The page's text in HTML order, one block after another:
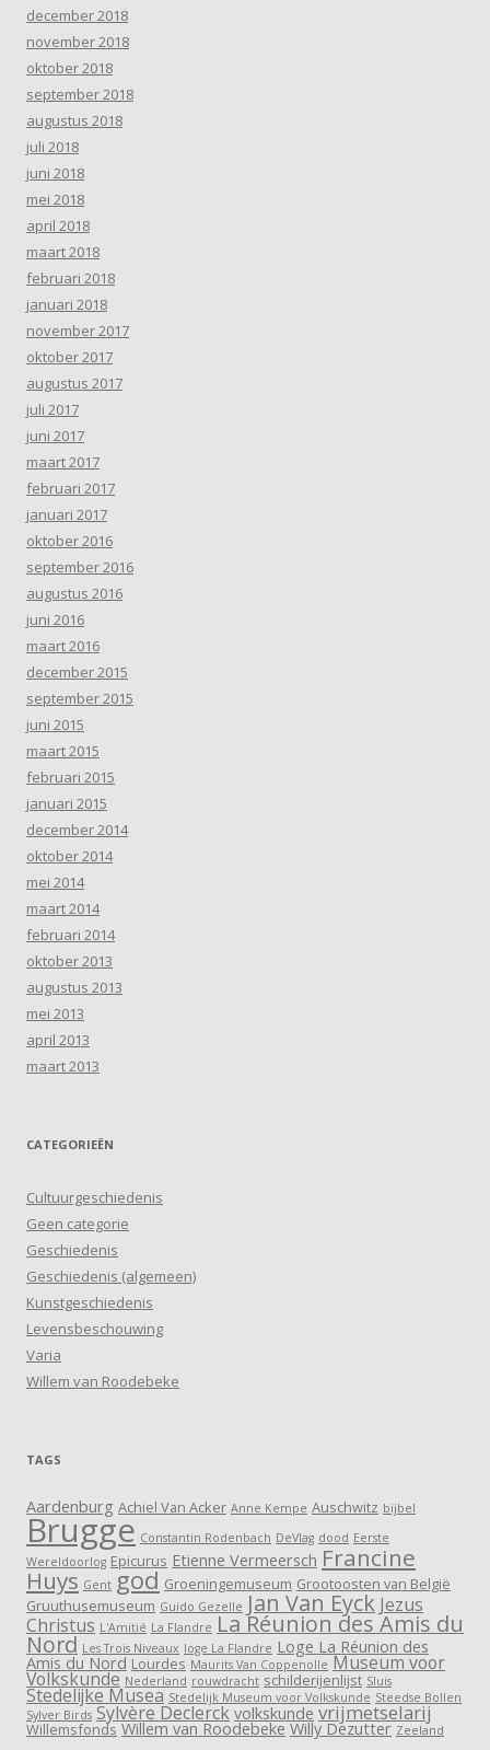
december 2018
november 2018
oktober 2018
september 2018
augustus 2018
juli 2018
juni 2018
mei 2018
april 2018
maart 2018
februari 2018
januari 2018
november 2017
oktober 2017
augustus 2017
juli 2017
juni 2017
maart 2017
februari 2017
januari 2017
oktober 2016
september 2016
augustus 2016
juni 2016
maart 2016
december 2015
september 2015
juni 2015
maart 2015
februari 2015
januari 2015
december 2014
oktober 2014
mei 2014
maart 2014
februari 2014
oktober 2013
augustus 2013
mei 2013
april 2013
maart 2013
CATEGORIEËN
Cultuurgeschiedenis
Geen categorie
Geschiedenis
Geschiedenis (algemeen)
Kunstgeschiedenis
Levensbeschouwing
Varia
Willem van Roodebeke
TAGS
Aardenburg Achiel Van Acker Anne Kempe Auschwitz bijbel
Brugge Constantin Rodenbach DeVlag dood Eerste
Wereldoorlog Epicurus Etienne Vermeersch Francine
Huys Gent god Groeningemuseum Grootoosten van België
Gruuthusemuseum Guido Gezelle Jan Van Eyck Jezus
Christus L'Amitié La Flandre La Réunion des Amis du
Nord Les Trois Niveaux loge La Flandre Loge La Réunion des
Amis du Nord Lourdes Maurits Van Coppenolle Museum voor
Volkskunde Nederland rouwdracht schilderijenlijst Sluis
Stedelijke Musea Stedelijk Museum voor Volkskunde Steedse Bollen
Sylver Birds Sylvère Declerck volkskunde vrijmetselarij
Willemsfonds Willem van Roodebeke Willy Dezutter Zeeland